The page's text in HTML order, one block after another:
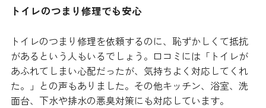
トイレのつまり修理でも安心
トイレのつまり修理を依頼するのに、恥ずかしくて抵抗
があるという人もいるでしょう。口コミには「トイレが
あふれてしまい心配だったが、気持ちよく対応してくれ
た。」との声もありました。その他キッチン、浴室、洗
面台、下水や排水の悪臭対策にも対応しています。